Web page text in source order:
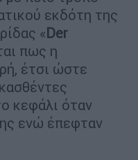
εκδότη της
«Der
πως η
έτσι ώστε
κεφάλι όταν
ενώ έπεφταν